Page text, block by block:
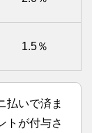
1.5％
払いで済ま
トが付与さ